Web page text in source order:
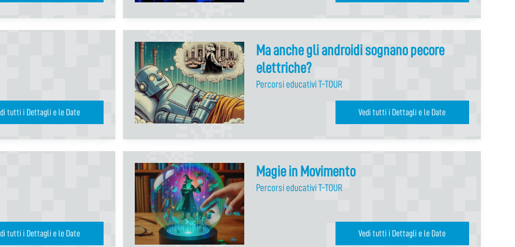
Vedi tutti i Dettagli e le Date
Ma anche gli androidi sognano pecore
elettriche?
Percorsi educativi T-TOUR
Vedi tutti i Dettagli e le Date
Vedi tutti i Dettagli e le Date
Magie in Movimento
Percorsi educativi T-TOUR
Vedi tutti i Dettagli e le Date